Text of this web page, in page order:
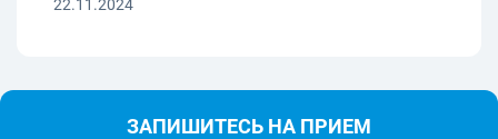
22.11.2024
ЗАПИШИТЕСЬ НА ПРИЕМ